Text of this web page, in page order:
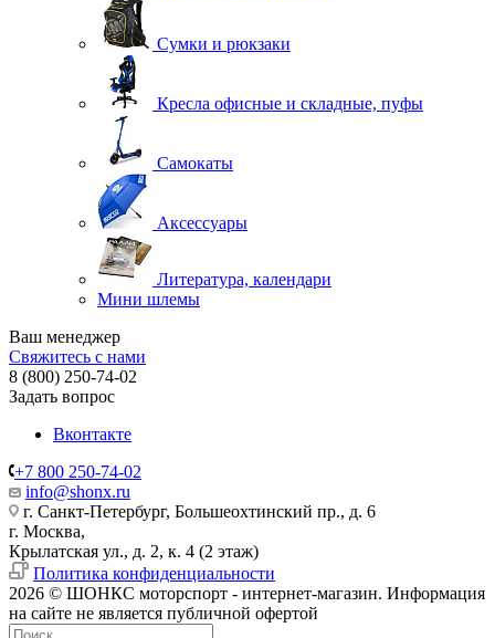
Сумки и рюкзаки
Кресла офисные и складные, пуфы
Самокаты
Аксессуары
Литература, календари
Мини шлемы
Ваш менеджер
Свяжитесь с нами
8 (800) 250-74-02
Задать вопрос
Вконтакте
+7 800 250-74-02
info@shonx.ru
г. Санкт-Петербург, Большеохтинский пр., д. 6
г. Москва,
Крылатская ул., д. 2, к. 4 (2 этаж)
Политика конфиденциальности
2026 © ШОНКС моторспорт - интернет-магазин. Информация
на сайте не является публичной офертой